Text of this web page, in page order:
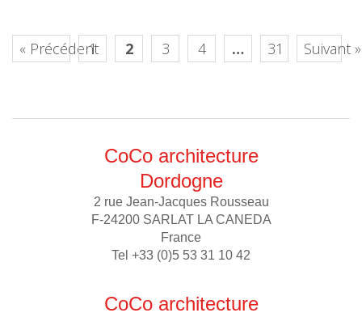
« Précédent
1 2 3 4 … 31 Suivant »
CoCo architecture
Dordogne
2 rue Jean-Jacques Rousseau
F-24200 SARLAT LA CANEDA
France
Tel +33 (0)5 53 31 10 42
CoCo architecture